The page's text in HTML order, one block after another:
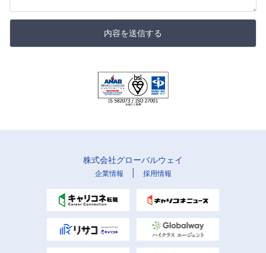
内容を送信する
株式会社グローバルウェイ
企業情報 採用情報